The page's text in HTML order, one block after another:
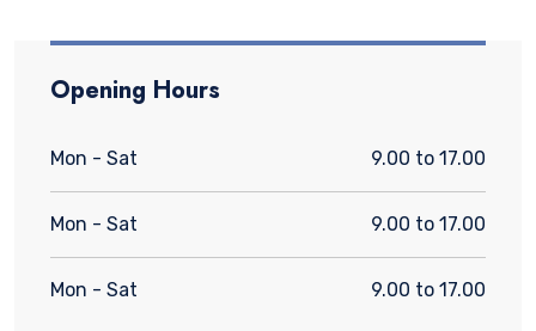
Opening Hours
Mon - Sat 9.00 to 17.00
Mon - Sat 9.00 to 17.00
Mon - Sat 9.00 to 17.00